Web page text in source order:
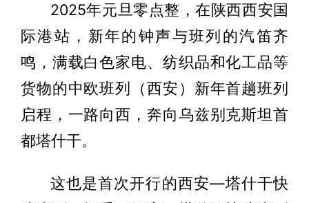
2025年元旦零点整，在陕西西安国
际港站，新年的钟声与班列的汽笛齐
鸣，满载白色家电、纺织品和化工品等
货物的中欧班列（西安）新年首趟班列
启程，一路向西，奔向乌兹别克斯坦首
都塔什干。
这也是首次开行的西安—塔什干快